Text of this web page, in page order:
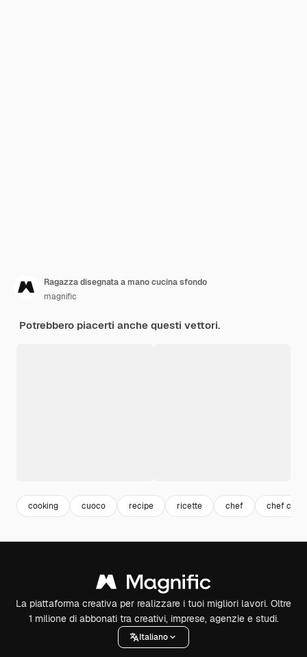
Ragazza disegnata a mano cucina sfondo
magnific
Potrebbero piacerti anche questi vettori.
cooking cuoco recipe ricette chef chef
La piattaforma creativa per realizzare i tuoi migliori lavori. Oltre
1 milione di abbonati tra creativi, imprese, agenzie e studi.
Italiano